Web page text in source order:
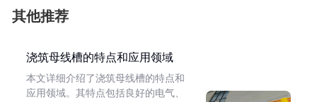
其他推荐
浇筑母线槽的特点和应用领域
本文详细介绍了浇筑母线槽的特点和
应用领域。其特点包括良好的电气、